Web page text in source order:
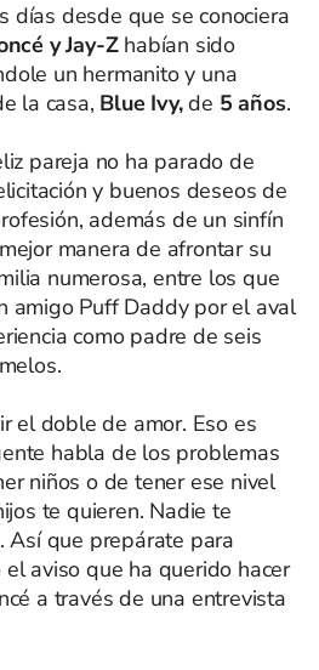
días desde que se conociera
y Jay-Zhabían sido
un hermanito y una
la casa, Blue Ivy,de 5 años.
pareja no ha parado de
y buenos deseos de
además de un sinfín
manera de afrontar su
numerosa, entre los que
amigo Puff Daddy por el aval
como padre de seis
el doble de amor. Eso es
habla de los problemas
niños o de tener ese nivel
te quieren. Nadie te
Así que prepárate para
aviso que ha querido hacer
a través de una entrevista